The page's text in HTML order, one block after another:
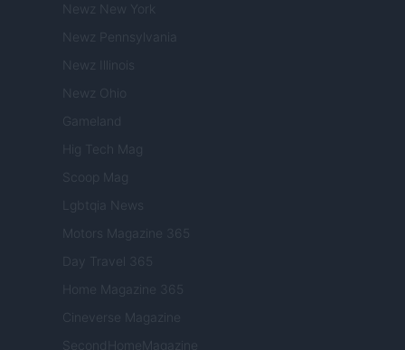
Newz New York
Newz Pennsylvania
Newz Illinois
Newz Ohio
Gameland
Hig Tech Mag
Scoop Mag
Lgbtqia News
Motors Magazine 365
Day Travel 365
Home Magazine 365
Cineverse Magazine
SecondHomeMagazine